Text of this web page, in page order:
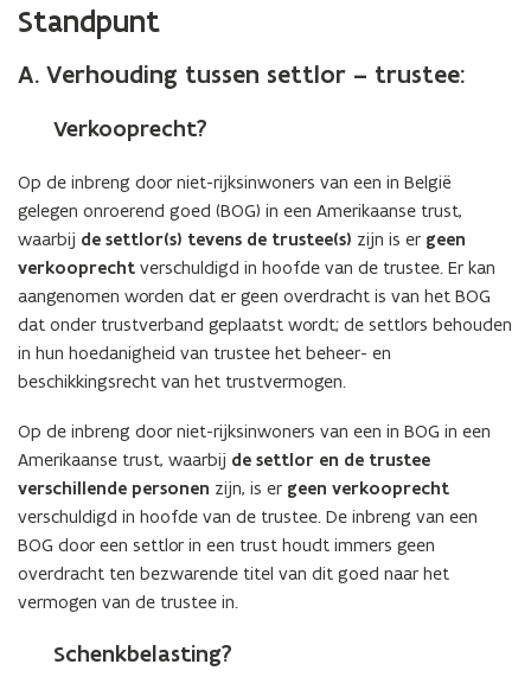
Standpunt
A. Verhouding tussen settlor – trustee:
Verkooprecht?
Op de inbreng door niet-rijksinwoners van een in België
gelegen onroerend goed (BOG) in een Amerikaanse trust,
waarbij de settlor(s) tevens de trustee(s) zijn is er geen
verkooprecht verschuldigd in hoofde van de trustee. Er kan
aangenomen worden dat er geen overdracht is van het BOG
dat onder trustverband geplaatst wordt; de settlors behouden
in hun hoedanigheid van trustee het beheer- en
beschikkingsrecht van het trustvermogen.
Op de inbreng door niet-rijksinwoners van een in BOG in een
Amerikaanse trust, waarbij de settlor en de trustee
verschillende personen zijn, is er geen verkooprecht
verschuldigd in hoofde van de trustee. De inbreng van een
BOG door een settlor in een trust houdt immers geen
overdracht ten bezwarende titel van dit goed naar het
vermogen van de trustee in.
Schenkbelasting?